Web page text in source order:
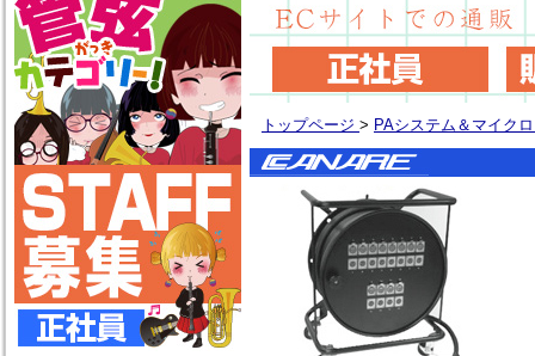
トップページ > PAシステム＆マイク